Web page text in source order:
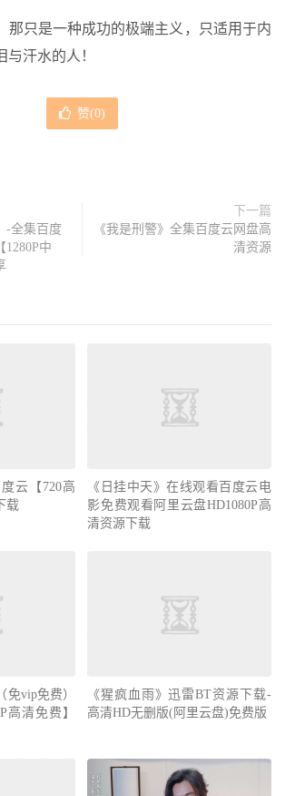
那只是一种成功的极端主义，只适用于内
汗水的人！
赞(0)
-全集百度
1280P中
下一篇
《我是刑警》全集百度云网盘高
清资源
云【720高
载
《日挂中天》在线观看百度云电
影免费观看阿里云盘HD1080P高
清资源下载
免vip免费）
高清免费】
《猩疯血雨》迅雷BT资源下载-
高清HD无删版(阿里云盘)免费版